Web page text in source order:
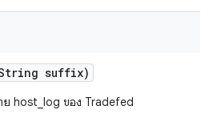
suffix)
host_log ของ Tradefed